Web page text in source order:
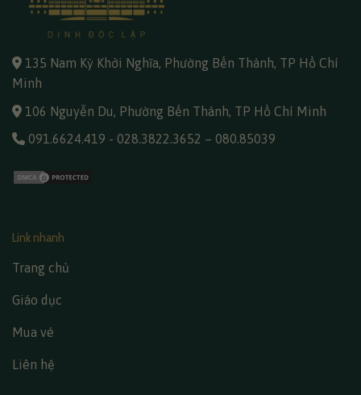
135 Nam Kỳ Khởi Nghĩa, Phường Bến Thành, TP Hồ Chí
Minh
106 Nguyễn Du, Phường Bến Thành, TP Hồ Chí Minh
091.6624.419 - 028.3822.3652 – 080.85039
Link nhanh
Trang chủ
Giáo dục
Mua vé
Liên hệ